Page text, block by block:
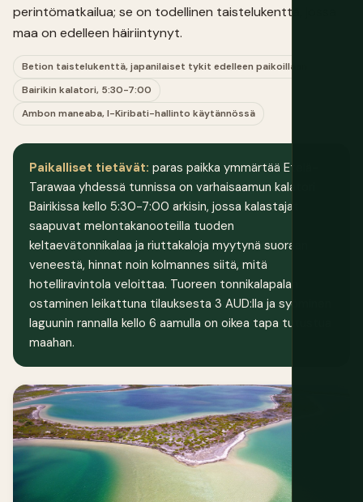
perintömatkailua; se on todellinen taistelukenttä, jossa
maa on edelleen häiriintynyt.
Betion taistelukenttä, japanilaiset tykit edelleen paikoillaan
Bairikin kalatori, 5:30-7:00
Ambon maneaba, I-Kiribati-hallinto käytännössä
Paikalliset tietävät: paras paikka ymmärtää Etelä-
Tarawaa yhdessä tunnissa on varhaisaamun kalatori
Bairikissa kello 5:30-7:00 arkisin, jossa kalastajat
saapuvat melontakanooteilla tuoden
keltaevätonnikalaa ja riuttakaloja myytynä suoraan
veneestä, hinnat noin kolmannes siitä, mitä
hotelliravintola veloittaa. Tuoreen tonnikalapalan
ostaminen leikattuna tilauksesta 3 AUD:lla ja syöminen
laguunin rannalla kello 6 aamulla on oikea tapa tutustua
maahan.